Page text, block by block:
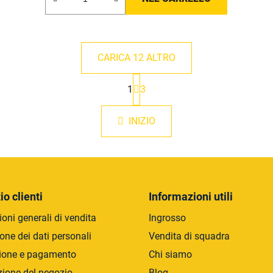
C
o
n
t
CARICA 12 ALTRO
a
g
n
a
i
1 3
INIZIO
clienti
generali di vendita
dei dati personali
e pagamento
Informazioni utili
Ingrosso
Vendita di squadra
Chi siamo